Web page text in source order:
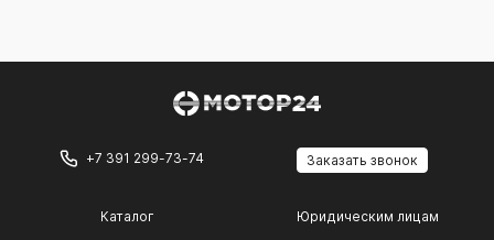
+7 391 299-73-74 Заказать звонок
Каталог Юридическим лицам